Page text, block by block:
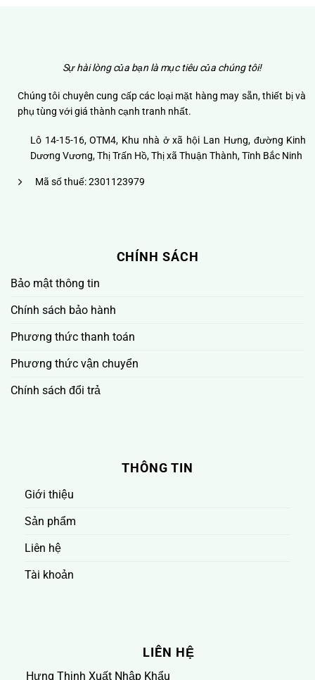
Sự hài lòng của bạn là mục tiêu của chúng tôi!
Chúng tôi chuyên cung cấp các loại mặt hàng may sẵn, thiết bị và
phụ tùng với giá thành cạnh tranh nhất.
Lô 14-15-16, OTM4, Khu nhà ở xã hội Lan Hưng, đường Kinh
Dương Vương, Thị Trấn Hồ, Thị xã Thuận Thành, Tỉnh Bắc Ninh
Mã số thuế: 2301123979
CHÍNH SÁCH
Bảo mật thông tin
Chính sách bảo hành
Phương thức thanh toán
Phương thức vận chuyển
Chính sách đổi trả
THÔNG TIN
Giới thiệu
Sản phẩm
Liên hệ
Tài khoản
LIÊN HỆ
Hưng Thịnh Xuất Nhập Khẩu